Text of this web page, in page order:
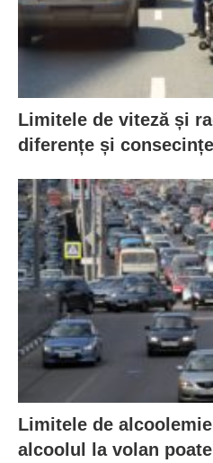
Limitele de viteză și
diferențe și consecințe
Limitele de
alcoolul la volan